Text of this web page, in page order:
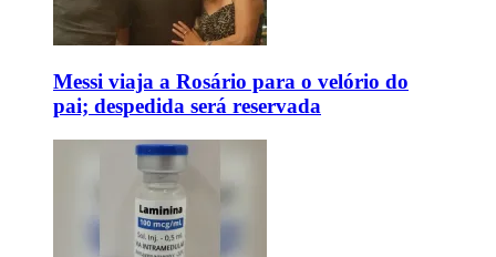
Messi viaja a Rosário para o velório do
pai; despedida será reservada